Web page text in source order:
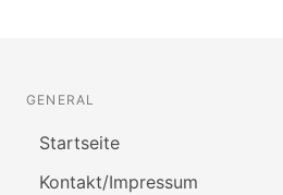
GENERAL
Startseite
Kontakt/Impressum